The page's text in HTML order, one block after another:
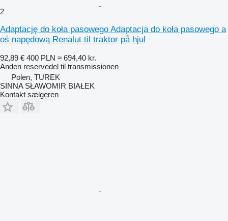
2
Adaptację do koła pasowego Adaptacja do koła pasowego a
oś napędową Renalut til traktor på hjul
92,89 € 400 PLN ≈ 694,40 kr.
Anden reservedel til transmissionen
Polen, TUREK
SINNA SŁAWOMIR BIAŁEK
Kontakt sælgeren